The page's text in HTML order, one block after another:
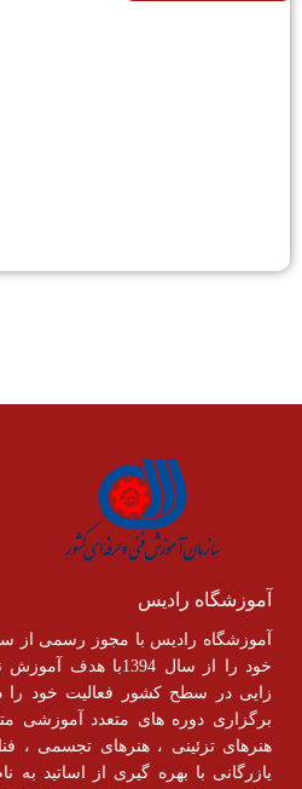
آموزشگاه رادیس
آموزشگاه رادیس با مجوز رسمی از
خود را از سال
زایی در سطح کشور فعالیت خود را
برگزاری دوره های متعدد آموزشی
هنرهای تزئینی ، هنرهای تجسمی ،
یازرگانی با بهره گیری از اساتید به